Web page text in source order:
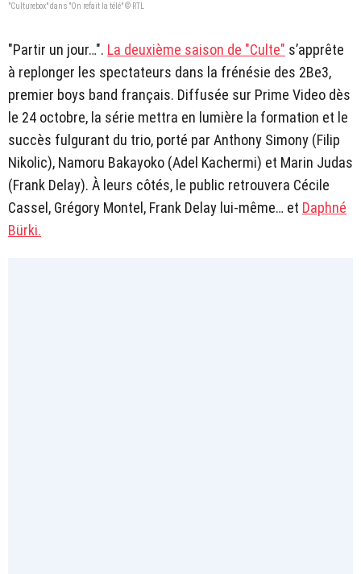
"Culturebox" dans "On refait la télé" © RTL
"Partir un jour…". La deuxième saison de "Culte" s’apprête
à replonger les spectateurs dans la frénésie des 2Be3,
premier boys band français. Diffusée sur Prime Video dès
le 24 octobre, la série mettra en lumière la formation et le
succès fulgurant du trio, porté par Anthony Simony (Filip
Nikolic), Namoru Bakayoko (Adel Kachermi) et Marin Judas
(Frank Delay). À leurs côtés, le public retrouvera Cécile
Cassel, Grégory Montel, Frank Delay lui-même… et Daphné
Bürki.